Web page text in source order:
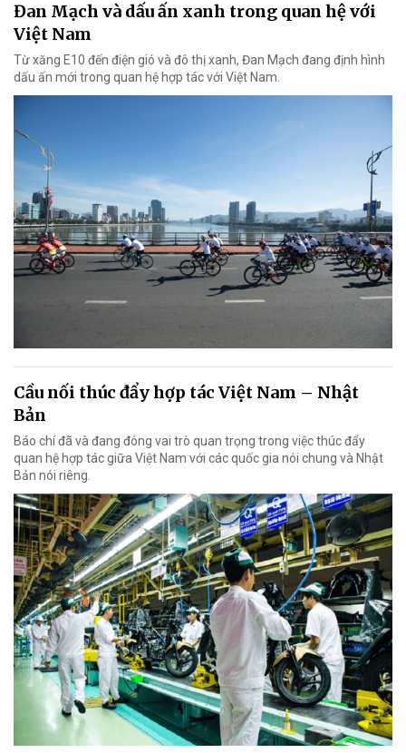
Đan Mạch và dấu ấn xanh trong quan hệ với
Việt Nam
Từ xăng E10 đến điện gió và đô thị xanh, Đan Mạch đang định hình
dấu ấn mới trong quan hệ hợp tác với Việt Nam.
Cầu nối thúc đẩy hợp tác Việt Nam – Nhật
Bản
Báo chí đã và đang đóng vai trò quan trọng trong việc thúc đẩy
quan hệ hợp tác giữa Việt Nam với các quốc gia nói chung và Nhật
Bản nói riêng.